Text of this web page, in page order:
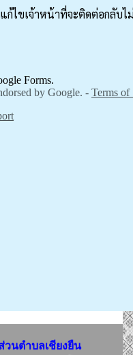
นตำบลเชียงยืน